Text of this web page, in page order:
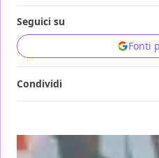
Seguici su
Fonti
Condividi